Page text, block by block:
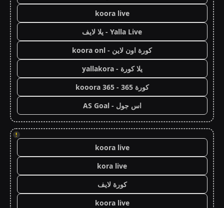
koora live
Yalla Live - يلا لايف
كورة اون لاين - koora onl
يلا كورة - yallakora
كورة 365 - kooora 365
اس جول - AS Goal
!
koora live
kora live
كورة لايف
koora live